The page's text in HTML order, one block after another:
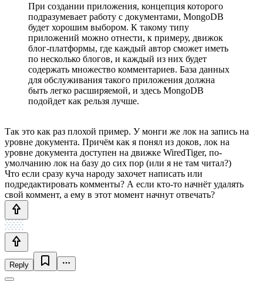
При создании приложения, концепция которого
подразумевает работу с документами, MongoDB
будет хорошим выбором. К такому типу
приложений можно отнести, к примеру, движок
блог-платформы, где каждый автор сможет иметь
по несколько блогов, и каждый из них будет
содержать множество комментариев. База данных
для обслуживания такого приложения должна
быть легко расширяемой, и здесь MongoDB
подойдет как рельзя лучше.
Так это как раз плохой пример. У монги же лок на запись на
уровне документа. Причём как я понял из доков, лок на
уровне документа доступен на движке WiredTiger, по-
умолчанию лок на базу до сих пор (или я не там читал?)
Что если сразу куча народу захочет написать или
подредактировать комменты? А если кто-то начнёт удалять
свой коммент, а ему в этот момент начнут отвечать?
Reply